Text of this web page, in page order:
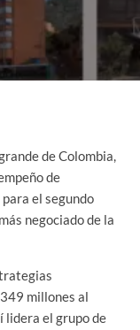
de Colombia,
de
el segundo
negociado de la
millones al
lidera el grupo de